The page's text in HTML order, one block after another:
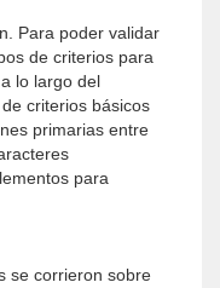
Para poder validar
de criterios para
lo largo del
criterios básicos
primarias entre
para
se corrieron sobre